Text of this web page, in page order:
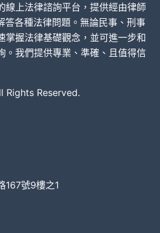
線上法律諮詢平台，提供經由律師
答各種法律問題。無論民事、刑事
掌握法律基礎觀念，並可進一步和
。我們提供專業、準確、且值得信
Rights Reserved.
167號9樓之1